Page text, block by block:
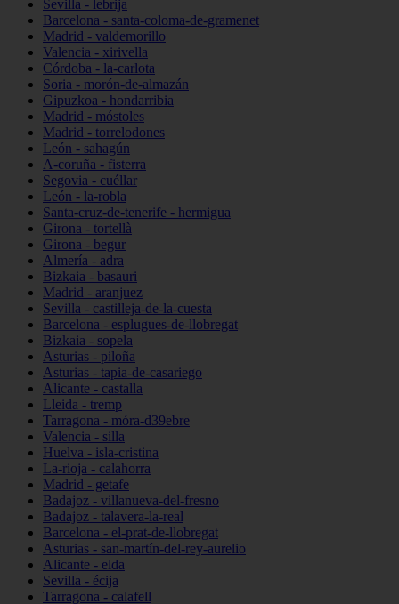
Sevilla - lebrija
Barcelona - santa-coloma-de-gramenet
Madrid - valdemorillo
Valencia - xirivella
Córdoba - la-carlota
Soria - morón-de-almazán
Gipuzkoa - hondarribia
Madrid - móstoles
Madrid - torrelodones
León - sahagún
A-coruña - fisterra
Segovia - cuéllar
León - la-robla
Santa-cruz-de-tenerife - hermigua
Girona - tortellà
Girona - begur
Almería - adra
Bizkaia - basauri
Madrid - aranjuez
Sevilla - castilleja-de-la-cuesta
Barcelona - esplugues-de-llobregat
Bizkaia - sopela
Asturias - piloña
Asturias - tapia-de-casariego
Alicante - castalla
Lleida - tremp
Tarragona - móra-d39ebre
Valencia - silla
Huelva - isla-cristina
La-rioja - calahorra
Madrid - getafe
Badajoz - villanueva-del-fresno
Badajoz - talavera-la-real
Barcelona - el-prat-de-llobregat
Asturias - san-martín-del-rey-aurelio
Alicante - elda
Sevilla - écija
Tarragona - calafell